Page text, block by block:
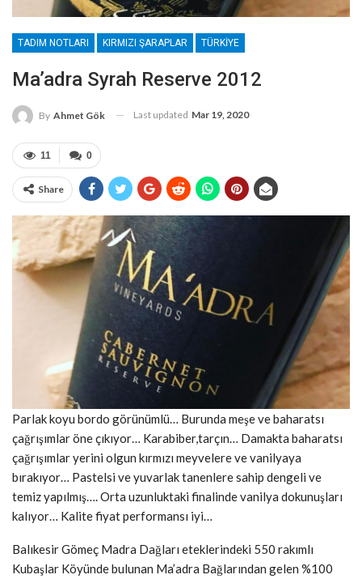
TADIM NOTLARI KIRMIZI ŞARAPLAR TÜRKIYE
Ma’adra Syrah Reserve 2012
By Ahmet Gök Last updated Mar 19, 2020
0
11
Share
Parlak koyu bordo görünümlü… Burunda meşe ve baharatsı
çağrışımlar öne çıkıyor… Karabiber,tarçın… Damakta baharatsı
çağrışımlar yerini olgun kırmızı meyvelere ve vanilyaya
bırakıyor… Pastelsi ve yuvarlak tanenlere sahip dengeli ve
temiz yapılmış…. Orta uzunluktaki finalinde vanilya dokunuşları
kalıyor… Kalite fiyat performansı iyi…
Balıkesir Gömeç Madra Dağları eteklerindeki 550 rakımlı
Kubaşlar Köyünde bulunan Ma’adra Bağlarından gelen %100